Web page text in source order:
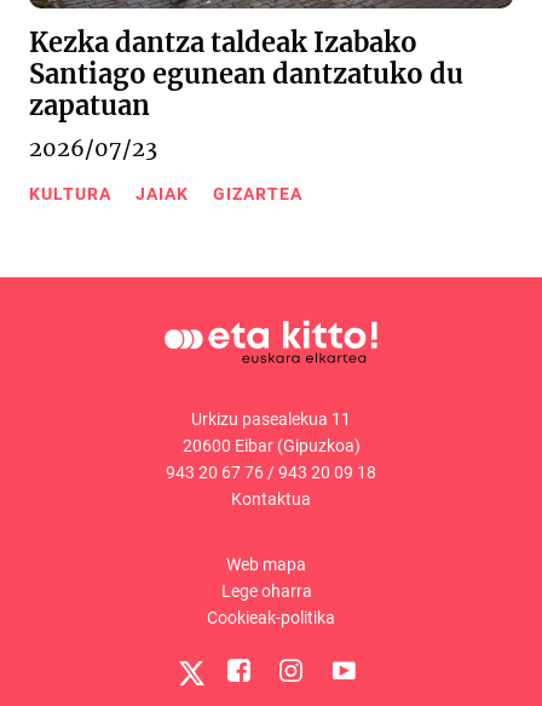
Kezka dantza taldeak Izabako
Santiago egunean dantzatuko du
zapatuan
2026/07/23
KULTURA JAIAK GIZARTEA
Urkizu pasealekua 11
20600 Eibar (Gipuzkoa)
943 20 67 76/943 20 09 18
Kontaktua
Web mapa
Lege oharra
Cookieak-politika